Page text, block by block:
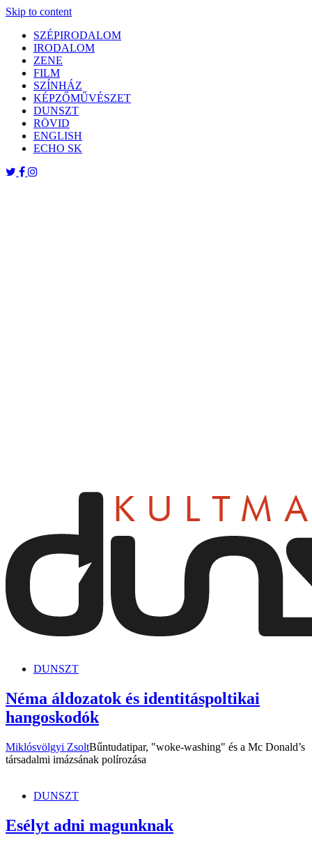
Skip to content
SZÉPIRODALOM
IRODALOM
ZENE
FILM
SZÍNHÁZ
KÉPZŐMŰVÉSZET
DUNSZT
RÖVID
ENGLISH
ECHO SK
DUNSZT
Néma áldozatok és identitáspoltikai
hangoskodók
Miklósvölgyi ZsoltBűntudatipar, "woke-washing" és a Mc Donald’s
társadalmi imázsának polírozása
DUNSZT
Esélyt adni magunknak